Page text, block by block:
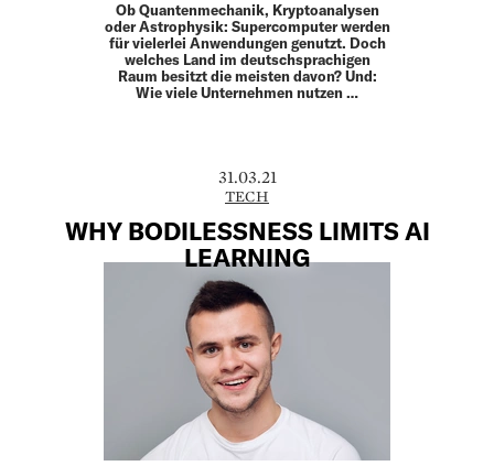
Ob Quantenmechanik, Kryptoanalysen
oder Astrophysik: Supercomputer werden
für vielerlei Anwendungen genutzt. Doch
welches Land im deutschsprachigen
Raum besitzt die meisten davon? Und:
Wie viele Unternehmen nutzen …
31.03.21
TECH
WHY BODILESSNESS LIMITS AI
LEARNING